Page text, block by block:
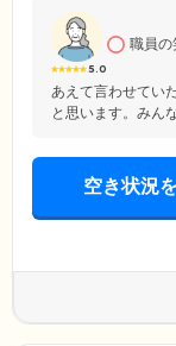
5.0
職員の
あえて言わせてい
と思います。みん
空き状況